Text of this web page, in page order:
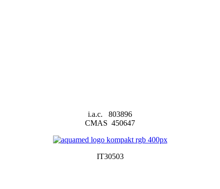
i.a.c. 803896
CMAS 450647
IT30503